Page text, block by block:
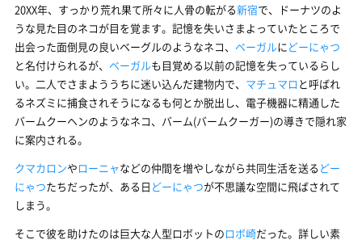
20XX年、すっかり荒れ果て所々に人骨の転がる新宿で、ドーナツのよ
うな見た目のネコが目を覚ます。記憶を失いさまよっていたところで
出会った面倒見の良いベーグルのようなネコ、 ベーガルにどーにゃつ
と名付けられるが、 ベーガルも目覚める以前の記憶を失っているらし
い。二人でさまよううちに迷い込んだ建物内で、 マチュマロと呼ばれ
るネズミに捕食されそうになるも何とか脱出し、電子機器に精通した
バームクーヘンのようなネコ、バーム(バームクーガー)の導きで隠れ家
に案内される。
クマカロンやローニャなどの仲間を増やしながら共同生活を送る どー
にゃつたちだったが、ある日 どーにゃつが不思議な空間に飛ばされて
しまう。
そこで彼を助けたのは巨大な人型ロボットのロボ崎だった。詳しい素